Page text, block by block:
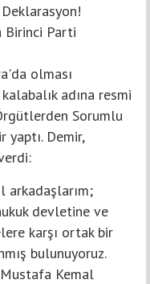
Birinci Parti
olması
adına resmi
Sorumlu
yaptı. Demir,
arkadaşlarım;
devletine ve
karşı ortak bir
bulunuyoruz.
Kemal